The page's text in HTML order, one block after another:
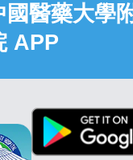
國醫藥大學
APP